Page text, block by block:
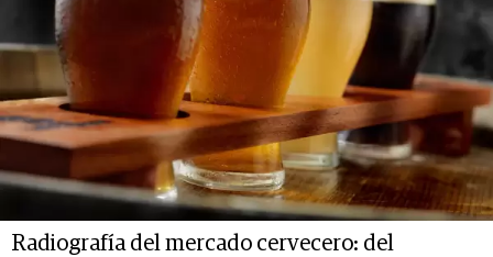
Radiografía del mercado cervecero: del